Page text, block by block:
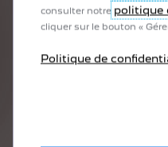
consulter notre politique
cliquer sur le bouton «
Politique de